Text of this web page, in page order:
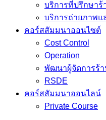
บริการที่ปรึกษาร้
บริการถ่ายภาพแ
คอร์สสัมมนาออนไซต์
Cost Control
Operation
พัฒนาผู้จัดการร้
RSDE
คอร์สสัมมนาออนไลน์
Private Course